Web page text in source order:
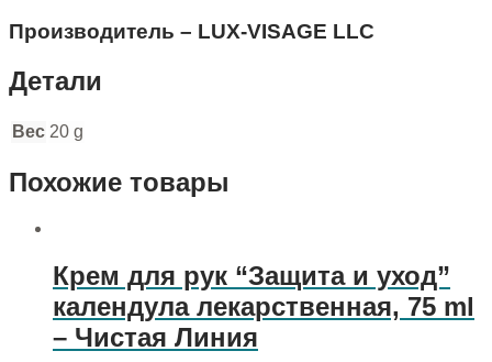
Производитель – LUX-VISAGE LLC
Детали
Вес 20 g
Похожие товары
Крем для рук “Защита и уход”
календула лекарственная, 75 ml
– Чистая Линия